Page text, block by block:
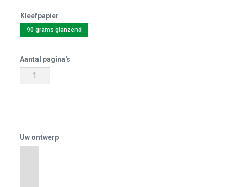
Kleefpapier
90 grams glanzend
Aantal pagina's
Uw ontwerp